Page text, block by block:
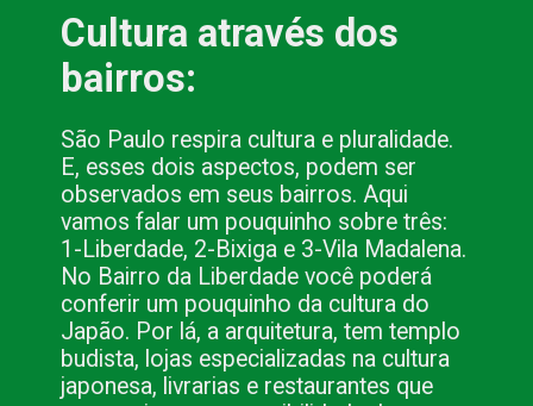
Cultura através dos
bairros:
São Paulo respira cultura e pluralidade.
E, esses dois aspectos, podem ser
observados em seus bairros. Aqui
vamos falar um pouquinho sobre três:
1-Liberdade, 2-Bixiga e 3-Vila Madalena.
No Bairro da Liberdade você poderá
conferir um pouquinho da cultura do
Japão. Por lá, a arquitetura, tem templo
budista, lojas especializadas na cultura
japonesa, livrarias e restaurantes que